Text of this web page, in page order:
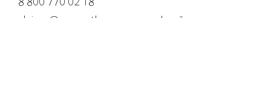
8 800 770 02 18
claims@cosmotheca.ru для офлайн